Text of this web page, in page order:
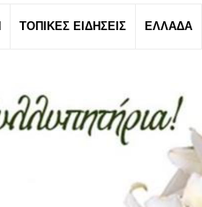
ΤΟΠΙΚΕΣ ΕΙΔΗΣΕΙΣ ΕΛΛΑΔΑ